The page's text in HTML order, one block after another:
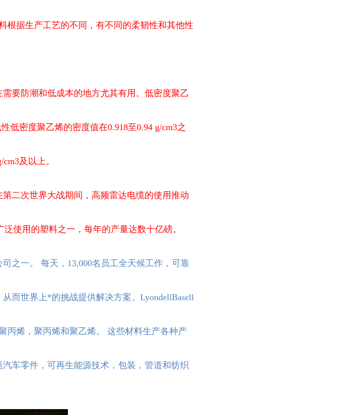
根据生产工艺的不同，有不同的柔韧性和其他性
要防潮和低成本的地方尤其有用。低密度聚乙
低密度聚乙烯的密度值在0.918至0.94 g/cm3之
及以上。
二次世界大战期间，高频雷达电缆的使用推动
使用的塑料之一，每年的产量达数十亿磅。
之一。 每天，13,000名员工全天候工作，可靠
而世界上*的挑战提供解决方案。 LyondellBasell
丙烯，聚丙烯和聚乙烯。 这些材料生产各种产
车零件，可再生能源技术，包装，管道和纺织